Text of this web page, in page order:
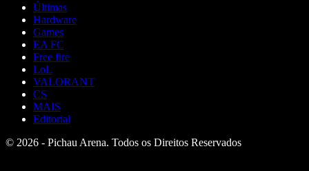
Últimas
Hardware
Games
EA FC
Free fire
LoL
VALORANT
CS
MAIS
Editorial
© 2026 - Pichau Arena. Todos os Direitos Reservados